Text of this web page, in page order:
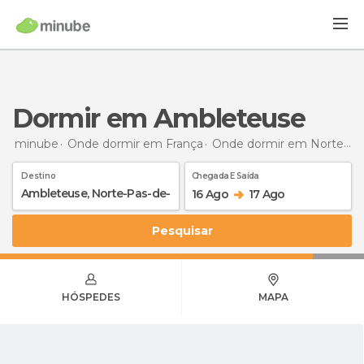
Dormir em Ambleteuse
minube Onde dormir em França Onde dormir em Norte-Passo de Calais
Destino Chegada E Saída
16 Ago 17 Ago
Pesquisar
HÓSPEDES MAPA